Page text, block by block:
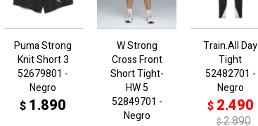
Puma Strong
Knit Short 3
52679801 -
Negro
$ 1.890
W Strong
Cross Front
Short Tight-
HW 5
52849701 -
Negro
Train.All Day
Tight
52482701 -
Negro
$ 2.490
$2.890